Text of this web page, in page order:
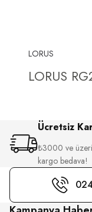
LORUS
LORUS
Ücretsiz
₺3000 ve
kargo bedava!